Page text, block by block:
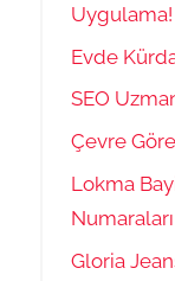
Uygulama!
Evde
SEO
Çevre
Lokma
Gloria